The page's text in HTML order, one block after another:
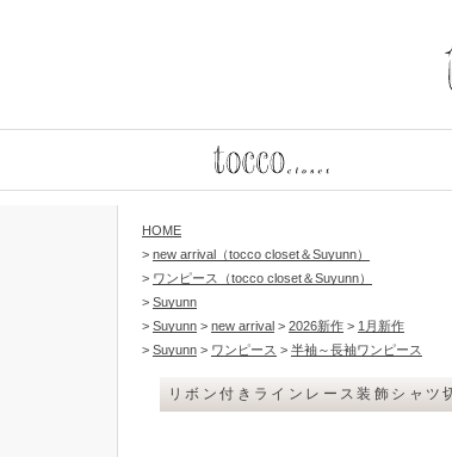
HOME
> new arrival（tocco closet＆Suyunn）
> ワンピース（tocco closet＆Suyunn）
> Suyunn
> Suyunn > new arrival > 2026新作 > 1月新作
> Suyunn > ワンピース > 半袖～長袖ワンピース
リボン付きラインレース装飾シャ